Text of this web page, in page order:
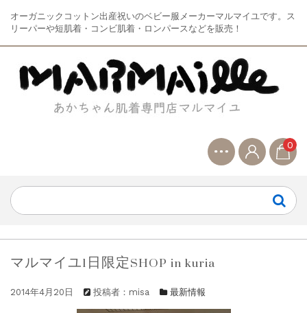
オーガニックコットン出産祝いのベビー服メーカーマルマイユです。ス
リーパーや短肌着・コンビ肌着・ロンパースなどを販売！
0
マルマイユ1日限定SHOP in kuria
2014年4月20日 投稿者：misa 最新情報